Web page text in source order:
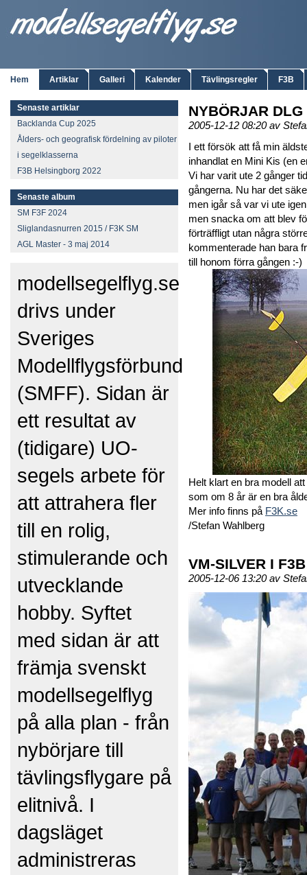
Hem Artiklar Galleri Kalender Tävlingsregler F3B
Senaste artiklar
Backlanda Cup 2025
Ålders- och geografisk fördelning av piloter
i segelklasserna
F3B Helsingborg 2022
Senaste album
SM F3F 2024
Sliglandasnurren 2015 / F3K SM
AGL Master - 3 maj 2014
modellsegelflyg.se
drivs under
Sveriges
Modellflygsförbund
(SMFF). Sidan är
ett resultat av
(tidigare) UO-
segels arbete för
att attrahera fler
till en rolig,
stimulerande och
utvecklande
hobby. Syftet
med sidan är att
främja svenskt
modellsegelflyg
på alla plan - från
nybörjare till
tävlingsflygare på
elitnivå. I
dagsläget
administreras
NYBÖRJAR DLG
2005-12-12 08:20 av
I ett försök att få min
inhandlat en Mini Kis (en
Vi har varit ute 2 gånger
gångerna. Nu har det
men igår så var vi ute
men snacka om att blev
förträffligt utan några
kommenterade han bara
till honom förra gången :-)
Helt klart en bra modell
som om 8 år är en bra
Mer info finns på F3K.se
/Stefan Wahlberg
VM-SILVER I
2005-12-06 13:20 av